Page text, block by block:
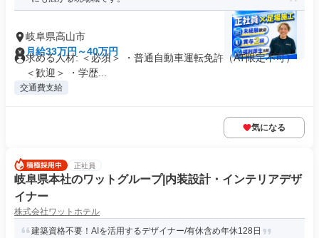
岐阜県高山市
月給33万円～40万円
求める人材: ＜必須＞ ・普通自動車運転免許（AT限定不可）
＜歓迎＞ ・学歴...
交通費支給
気になる
正社員
岐阜県本社のワットグループ|内装設計・インテリアデザ
イナー
株式会社ワットホテル
建築資格不要！AIを活用するデザイナー/有休含め年休128日